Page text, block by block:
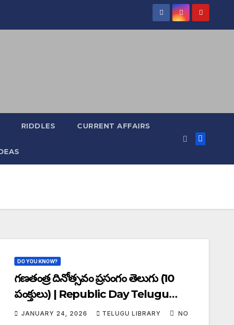
RIDDLES CURRENT AFFAIRS
DO YOU KNOW?
గణతంత్ర దినోత్సవం ప్రసంగం తెలుగు (10
పంక్తులు) | Republic Day Telugu
Speech 2026
JANUARY 24, 2026 TELUGU LIBRARY NO